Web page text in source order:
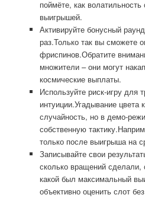
поймёте, как
выигрышей.
Активируйте бонусный
раз.Только так вы сможете
фриспинов.Обратите
множители – они могут
космические выплаты.
Используйте риск-игру для
интуиции.Угадывание цвета
случайность, но в демо-
собственную
только после выигрыша на
Записывайте свои
сколько вращений сделали,
какой был максимальный
объективно оценить слот